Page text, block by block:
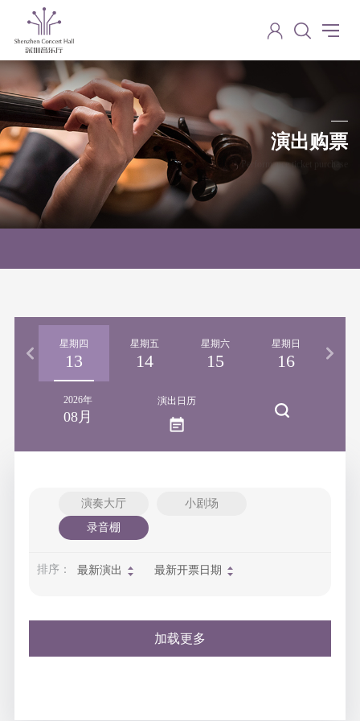
演出购票
Performance ticket purchase
星期四
13
星期五
14
星期六
15
星期日
16
2026年
08月
演出日历
演奏大厅
小剧场
录音棚
排序： 最新演出 最新开票日期
加载更多